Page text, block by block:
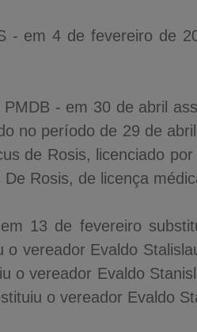
- em 4 de fevereiro de
- em 30 de abril
no período de 29 de
de Rosis, licenciado
Rosis, de licença
13 de fevereiro
o vereador Evaldo
o vereador Evaldo
o vereador Evaldo